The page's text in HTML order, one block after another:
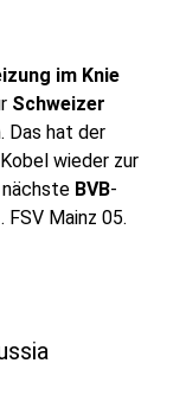
im Knie
Schweizer
Das hat der
wieder zur
BVB-
Mainz 05.